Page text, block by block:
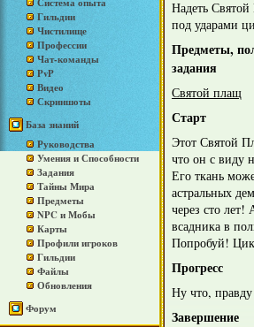
Гильдии
Чистилище
Профессии
Чат-команды
PvP
Видео
Скриншоты
База знаний
Руководства
Умения и Способности
Задания
Тайны Мира
Предметы
NPC и Мобы
Карты
Профили игроков
Гильдии
Файлы
Обновления
Форум
Надеть
под ударами
Предметы,
задания
Святой плащ
Старт
Этот Святой
что он с виду
Его ткань
астральных
через сто
всадника в
Попробуй!
Прогресс
Ну что,
Завершение